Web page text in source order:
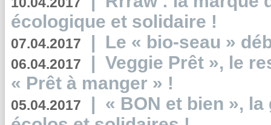
écologique et solidaire !
07.04.2017 | Le « bio-seau »
06.04.2017 | Veggie Prêt », le
« Prêt à manger » !
05.04.2017 | « BON et bien »,